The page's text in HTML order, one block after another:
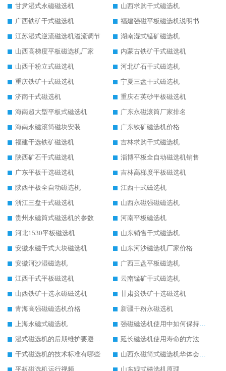
甘肃湿式永磁磁选机
山西求购干式磁选机
广西铁矿干式磁选机
福建强磁平板磁选机说明书
江苏湿式逆流磁选机溢流调节
湖南湿式锰矿磁选机
山西高梯度平板磁选机厂家
内蒙古铁矿干式磁选机
山西干粉立式磁选机
河北矿石干式磁选机
重庆铁矿干式磁选机
宁夏三盘干式磁选机
济南干式磁选机
重庆石英砂平板磁选机
海南超大型平板式磁选机
广东永磁滚筒厂家排名
海南永磁滚筒磁块安装
广东铁矿磁选机价格
福建干选铁矿磁选机
吉林求购干式磁选机
陕西矿石干式磁选机
淄博平板全自动磁选机销售
广东平板干选磁选机
吉林高梯度平板磁选机
陕西平板全自动磁选机
江西干式磁选机
浙江三盘干式磁选机
山西永磁强磁磁选机
贵州永磁筒式磁选机的参数
河南平板磁选机
河北1530平板磁选机
山东销售干式磁选机
安徽永磁干式大块磁选机
山东河沙磁选机厂家价格
安徽河沙湿磁选机
广西三盘平板磁选机
江西干式平板磁选机
云南锰矿干式磁选机
山西铁矿干选永磁磁选机
甘肃贫铁矿干选磁选机
青海高强磁磁选机价格
新疆干粉永磁选机
上海永磁式磁选机
强磁磁选机使用中如何保持其顺畅运行
湿式磁选机的后期维护要避开哪些坑
延长磁选机使用寿命的方法
干式磁选机的技术标准有哪些
山西永磁筒式磁选机华体会手机网页版-华体会(中国)
平板磁选机运行视频
山东辊式磁选机原理